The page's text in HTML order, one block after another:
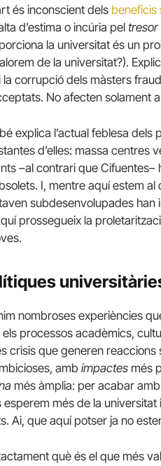
és inconscient dels beneficis
d’estima o incúria pel tresor
la universitat és un
de la universitat?).
la corrupció dels màsters
No afecten solament
explica l’actual feblesa
d’elles: massa centres
–al contrari que
I, mentre aquí estem
subdesenvolupades han
prossegueix la
nombroses experiències
processos acadèmics,
crisis que generen
amb impactes més
més àmplia: per acabar
més de la
Ai, que aquí potser ja no
què és el que més